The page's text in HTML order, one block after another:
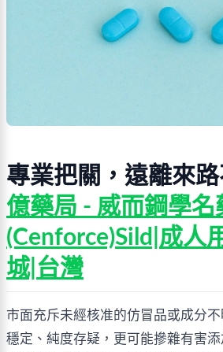
專業把關，遠離來
億藥局 - 威而鋼學名
(Cenforce)Sild|成人
城|台灣
市面充斥未經核准的仿冒品或成分
穩定、純度存疑，更可能摻雜有害